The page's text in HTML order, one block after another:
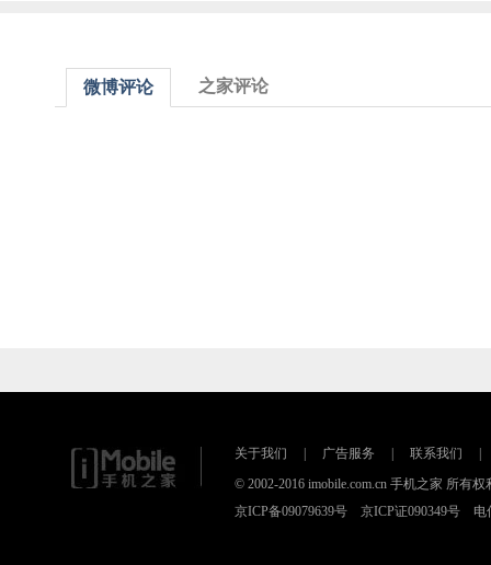
微博评论 之家评论
关于我们 广告服务 联系我们
© 2002-2016 imobile.com.cn 手机之家 所有
京ICP备09079639号 京ICP证090349号 电